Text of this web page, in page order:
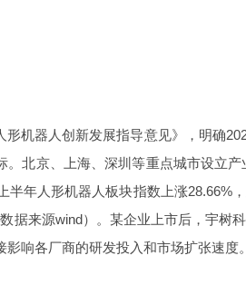
形机器人创新发展指导意见》，明确
。北京、上海、深圳等重点城市设立
半年人形机器人板块指数上涨28.66%
据来源wind）。某企业上市后，宇树
影响各厂商的研发投入和市场扩张速度